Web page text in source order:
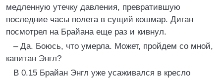
медленную утечку давления, превратившую
последние часы полета в сущий кошмар. Диган
посмотрел на Брайана еще раз и кивнул.
– Да. Боюсь, что умерла. Может, пройдем со мной,
капитан Энгл?
В 0.15 Брайан Энгл уже усаживался в кресло